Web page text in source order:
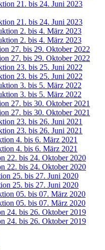
21. bis 24. Juni 2023
21. bis 24. Juni 2023
2. bis 4. März 2023
2. bis 4. März 2023
27. bis 29. Oktober 2022
27. bis 29. Oktober 2022
23. bis 25. Juni 2022
23. bis 25. Juni 2022
3. bis 5. März 2022
3. bis 5. März 2022
27. bis 30. Oktober 2021
27. bis 30. Oktober 2021
23. bis 26. Juni 2021
23. bis 26. Juni 2021
4. bis 6. März 2021
4. bis 6. März 2021
22. bis 24. Oktober 2020
22. bis 24. Oktober 2020
25. bis 27. Juni 2020
25. bis 27. Juni 2020
05. bis 07. März 2020
05. bis 07. März 2020
24. bis 26. Oktober 2019
24. bis 26. Oktober 2019